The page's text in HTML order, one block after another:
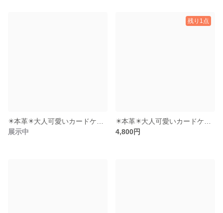
展示中
残り1点
4,800円